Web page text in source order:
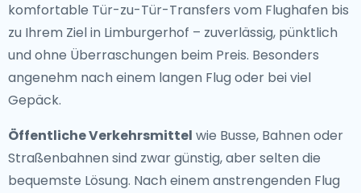
komfortable Tür-zu-Tür-Transfers vom Flughafen bis
zu Ihrem Ziel in Limburgerhof – zuverlässig, pünktlich
und ohne Überraschungen beim Preis. Besonders
angenehm nach einem langen Flug oder bei viel
Gepäck.
Öffentliche Verkehrsmittel wie Busse, Bahnen oder
Straßenbahnen sind zwar günstig, aber selten die
bequemste Lösung. Nach einem anstrengenden Flug